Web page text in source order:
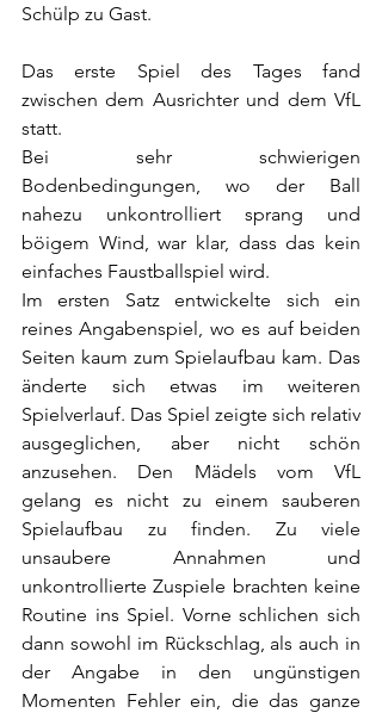
Schülp zu Gast.
Das erste Spiel des Tages fand
zwischen dem Ausrichter und dem VfL
statt.
Bei sehr schwierigen
Bodenbedingungen, wo der Ball
nahezu unkontrolliert sprang und
böigem Wind, war klar, dass das kein
einfaches Faustballspiel wird.
Im ersten Satz entwickelte sich ein
reines Angabenspiel, wo es auf beiden
Seiten kaum zum Spielaufbau kam. Das
änderte sich etwas im weiteren
Spielverlauf. Das Spiel zeigte sich relativ
ausgeglichen, aber nicht schön
anzusehen. Den Mädels vom VfL
gelang es nicht zu einem sauberen
Spielaufbau zu finden. Zu viele
unsaubere Annahmen und
unkontrollierte Zuspiele brachten keine
Routine ins Spiel. Vorne schlichen sich
dann sowohl im Rückschlag, als auch in
der Angabe in den ungünstigen
Momenten Fehler ein, die das ganze